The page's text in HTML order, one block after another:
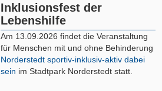
Inklusionsfest der
Lebenshilfe
Am 13.09.2026 findet die Veranstaltung
für Menschen mit und ohne Behinderung
Norderstedt sportiv-inklusiv-aktiv dabei
sein im Stadtpark Norderstedt statt.